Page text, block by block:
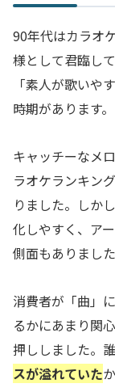
90年代はカラオ
様として君臨し
「素人が歌いや
時期があります。
キャッチーなメ
ラオケランキン
りました。しか
化しやすく、ア
側面もありました
消費者が「曲」
るかにあまり関
押ししました。
スが溢れていた